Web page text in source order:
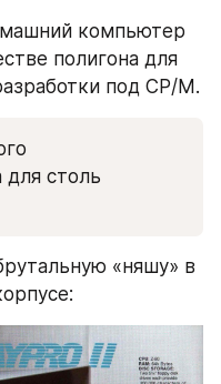
компьютер
полигона для
для столь
«няшу» в